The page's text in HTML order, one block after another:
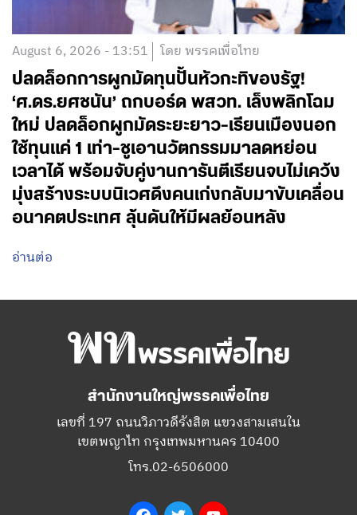
August 6, 2026 - 13:51 โดย พรรคเพื่อไทย
ปลดล็อกการผูกมัดทุนปั้นหัวกะทิของรัฐ!
‘ศ.ดร.ยศชนัน’ ถกบอร์ด พสวท. เล็งพลิกโฉม
ใหม่ ปลดล็อกผูกมัดระยะยาว-เรียนเมืองนอก
ใช้ทุนแค่ 1 เท่า-ชูเอานวัตกรรมมาลดหย่อน
เวลาได้ พร้อมจับคู่งานการันตีเรียนจบไม่เคว้ง
มุ่งสร้างระบบนิเวศดึงคนเก่งกลับมาขับเคลื่อน
อนาคตประเทศ ลุ้นดันให้มีผลย้อนหลัง
อ่านต่อ
สำนักงานใหญ่พรรคเพื่อไทย
เลขที่ 197 ถนนวิภาวดีรังสิต แขวงสามเสนใน
เขตพญาไท กรุงเทพมหานคร 10400
โทร.02-6506000